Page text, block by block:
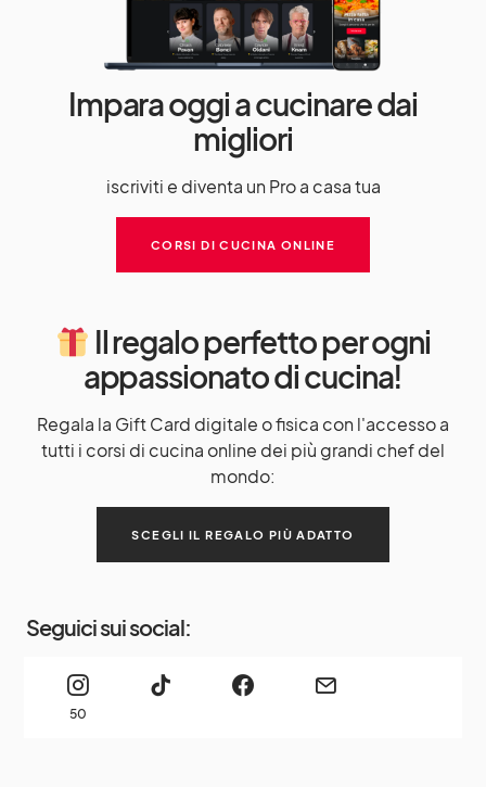
Impara oggi a cucinare dai
migliori
iscriviti e diventa un Pro a casa tua
CORSI DI CUCINA ONLINE
Il regalo perfetto per ogni
appassionato di cucina!
Regala la Gift Card digitale o fisica con l'accesso a
tutti i corsi di cucina online dei più grandi chef del
mondo:
SCEGLI IL REGALO PIÙ ADATTO
Seguici sui social:
50